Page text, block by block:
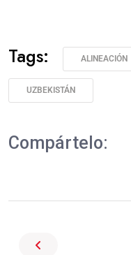
Tags: ALINEACIÓN
UZBEKISTÁN
Compártelo: